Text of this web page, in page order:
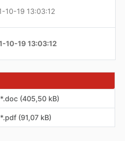
10-19 13:03:12
10-19 13:03:12
(405,50 kB)
(91,07 kB)